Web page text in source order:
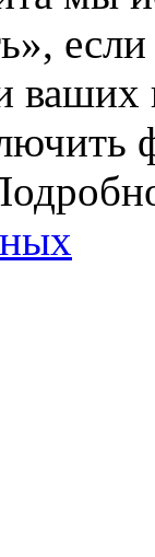
если